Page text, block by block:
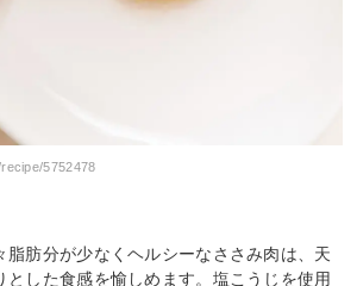
5752478
脂肪分が少なくヘルシーなささみ肉は、天
とした食感を愉しめます。塩こうじを使用